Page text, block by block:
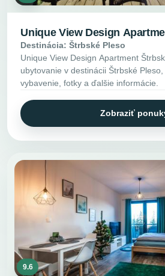
Unique View Design
Destinácia: Štrbské Pleso
Unique View Design Apartment
ubytovanie v destinácii Štrbské
vybavenie, fotky a ďalšie informácie.
Zobraziť
9.6